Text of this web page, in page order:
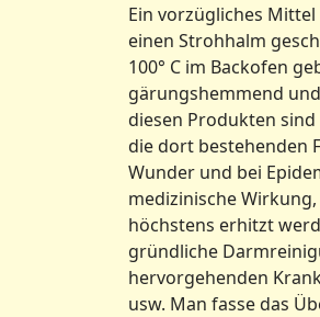
Ein vorzügliches
einen Strohhalm
100° C im Backofen
gärungshemmend
diesen Produkten
die dort bestehenden
Wunder und bei
medizinische
höchstens erhitzt
gründliche
hervorgehenden
usw. Man fasse das